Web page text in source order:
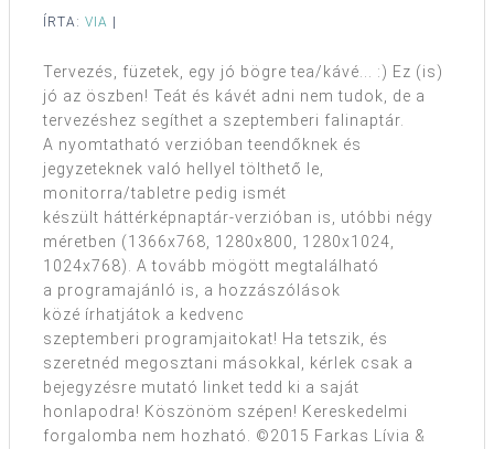
ÍRTA: VIA
Tervezés, füzetek, egy jó bögre tea/kávé... :) Ez (is)
jó az öszben! Teát és kávét adni nem tudok, de a
tervezéshez segíthet a szeptemberi falinaptár.
A nyomtatható verzióban teendőknek és
jegyzeteknek való hellyel tölthető le,
monitorra/tabletre pedig ismét
készült háttérképnaptár-verzióban is, utóbbi négy
méretben (1366x768, 1280x800, 1280x1024,
1024x768). A tovább mögött megtalálható
a programajánló is, a hozzászólások
közé írhatjátok a kedvenc
szeptemberi programjaitokat! Ha tetszik, és
szeretnéd megosztani másokkal, kérlek csak a
bejegyzésre mutató linket tedd ki a saját
honlapodra! Köszönöm szépen! Kereskedelmi
forgalomba nem hozható. ©2015 Farkas Lívia &